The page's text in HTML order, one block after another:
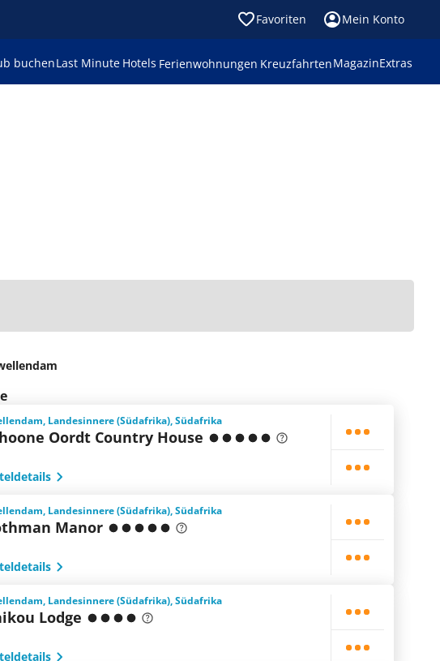
Favoriten Mein Konto
buchenLast Minute Hotels Ferienwohnungen KreuzfahrtenMagazinExtras
Landesinnere (Südafrika), Südafrika
Oordt Country House
Landesinnere (Südafrika), Südafrika
Manor
Landesinnere (Südafrika), Südafrika
Lodge